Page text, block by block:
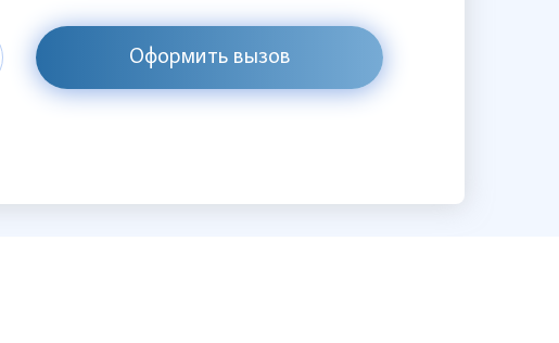
Оформить вызов